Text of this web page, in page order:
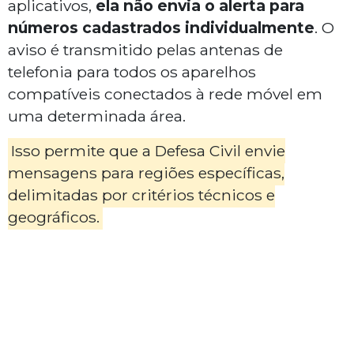
aplicativos, ela não envia o alerta para
números cadastrados individualmente. O
aviso é transmitido pelas antenas de
telefonia para todos os aparelhos
compatíveis conectados à rede móvel em
uma determinada área.
Isso permite que a Defesa Civil envie
mensagens para regiões específicas,
delimitadas por critérios técnicos e
geográficos.